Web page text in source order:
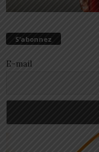
S’abonnez
E-mail